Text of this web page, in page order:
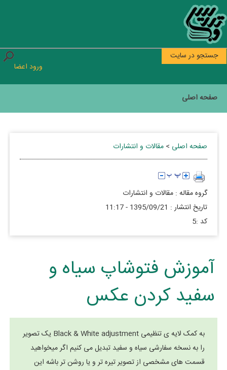
جستجو در سایت
ورود اعضا
صفحه اصلی
صفحه اصلی > مقالات و انتشارات
گروه مقاله : مقالات و انتشارات
تاريخ انتشار : 1395/09/21 - 11:17
كد :5
آموزش فتوشاپ سیاه و
سفید کردن عکس
به کمک لایه ی تنظیمی Black & White adjustment یک تصویر
را به نسخه سفارشی سیاه و سفید تبدیل می کنیم اگر میخواهید
قسمت های مشخصی از تصویر تیره تر و یا روشن تر باشه این